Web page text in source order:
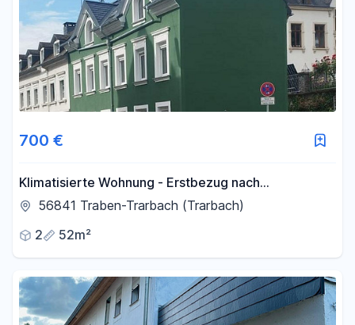
700 €
Klimatisierte Wohnung - Erstbezug nach
Kernsanierung
56841 Traben-Trarbach (Trarbach)
2
52m²